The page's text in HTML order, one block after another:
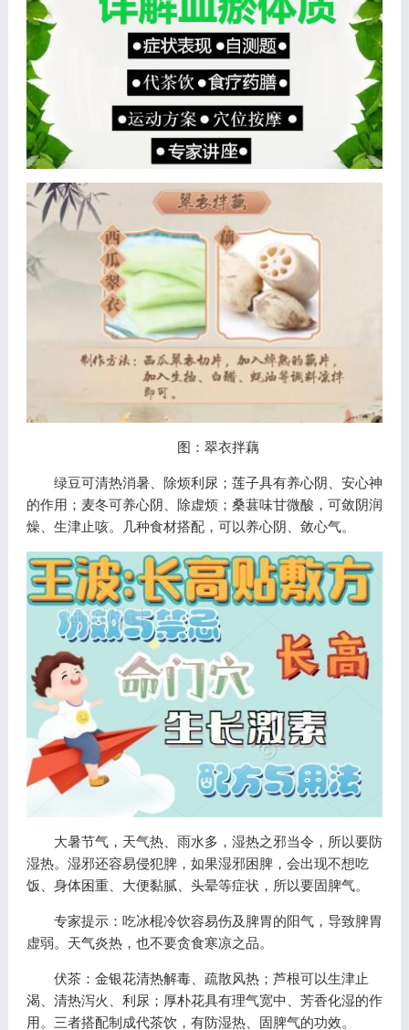
图：翠衣拌藕
绿豆可清热消暑、除烦利尿；莲子具有养心阴、安心神
的作用；麦冬可养心阴、除虚烦；桑葚味甘微酸，可敛阴润
燥、生津止咳。几种食材搭配，可以养心阴、敛心气。
大暑节气，天气热、雨水多，湿热之邪当令，所以要防
湿热。湿邪还容易侵犯脾，如果湿邪困脾，会出现不想吃
饭、身体困重、大便黏腻、头晕等症状，所以要固脾气。
专家提示：吃冰棍冷饮容易伤及脾胃的阳气，导致脾胃
虚弱。天气炎热，也不要贪食寒凉之品。
伏茶：金银花清热解毒、疏散风热；芦根可以生津止
渴、清热泻火、利尿；厚朴花具有理气宽中、芳香化湿的作
用。三者搭配制成代茶饮，有防湿热、固脾气的功效。